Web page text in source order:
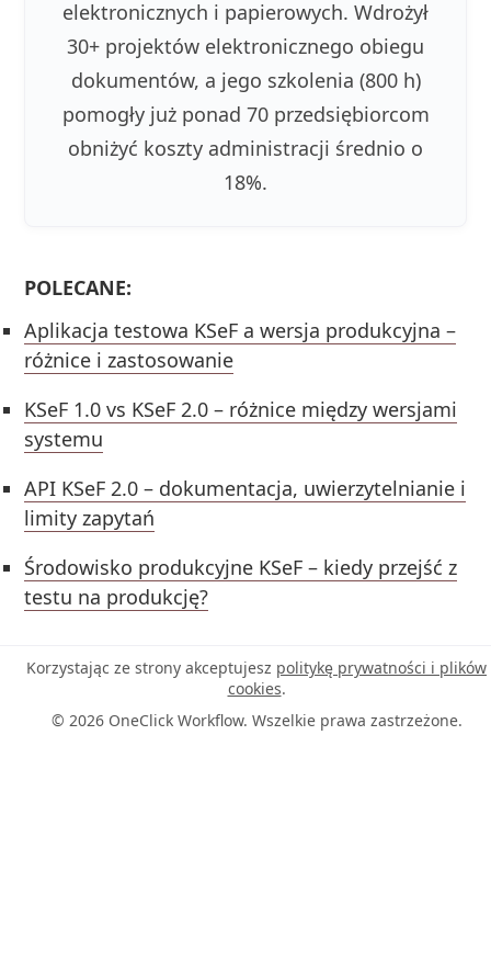
elektronicznych i papierowych. Wdrożył
30+ projektów elektronicznego obiegu
dokumentów, a jego szkolenia (800 h)
pomogły już ponad 70 przedsiębiorcom
obniżyć koszty administracji średnio o
18%.
POLECANE:
Aplikacja testowa KSeF a wersja produkcyjna –
różnice i zastosowanie
KSeF 1.0 vs KSeF 2.0 – różnice między wersjami
systemu
API KSeF 2.0 – dokumentacja, uwierzytelnianie i
limity zapytań
Środowisko produkcyjne KSeF – kiedy przejść z
testu na produkcję?
Korzystając ze strony akceptujesz politykę prywatności i plików
cookies.
© 2026 OneClick Workflow. Wszelkie prawa zastrzeżone.